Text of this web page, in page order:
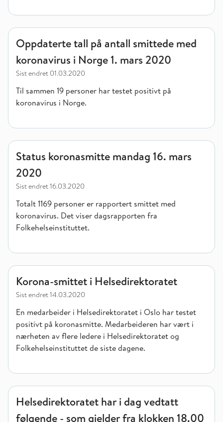
Oppdaterte tall på antall smittede med koronavirus i Norge
Oppdaterte tall på antall smittede med
koronavirus i Norge 1. mars 2020
Sist endret 01.03.2020
Til sammen 19 personer har testet positivt på
koronavirus i Norge.
Status koronasmitte mandag 16. mars 2020
Status koronasmitte mandag 16. mars
2020
Sist endret16.03.2020
Totalt 1169 personer er rapportert smittet med
koronavirus. Det viser dagsrapporten fra
Folkehelseinstituttet.
Korona-smittet i Helsedirektoratet
Korona-smittet i Helsedirektoratet
Sist endret14.03.2020
En medarbeider i Helsedirektoratet i Oslo har testet
positivt på koronasmitte. Medarbeideren har vært i
nærheten av flere ledere i Helsedirektoratet og
Folkehelseinstituttet de siste dagene.
Helsedirektoratet har i dag vedtatt følgende - som gjelder
Helsedirektoratet har i dag vedtatt
følgende - som gjelder fra klokken 18.00